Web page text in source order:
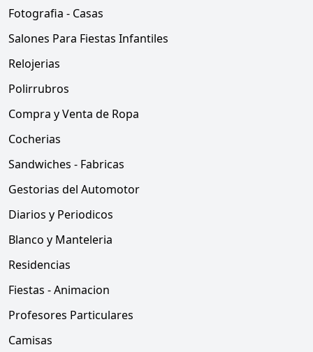
Fotografia - Casas
Salones Para Fiestas Infantiles
Relojerias
Polirrubros
Compra y Venta de Ropa
Cocherias
Sandwiches - Fabricas
Gestorias del Automotor
Diarios y Periodicos
Blanco y Manteleria
Residencias
Fiestas - Animacion
Profesores Particulares
Camisas